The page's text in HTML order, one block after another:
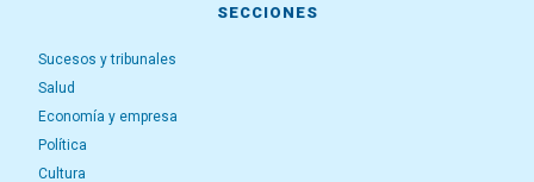
SECCIONES
Sucesos y tribunales
Salud
Economía y empresa
Política
Cultura